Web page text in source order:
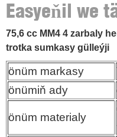
Easyeňil we
bukulma gördi
75,6 cc MM4 4 zarbaly
trotka sumkasy gülleýji
önüm markasy
önümiň ady
önüm materialy